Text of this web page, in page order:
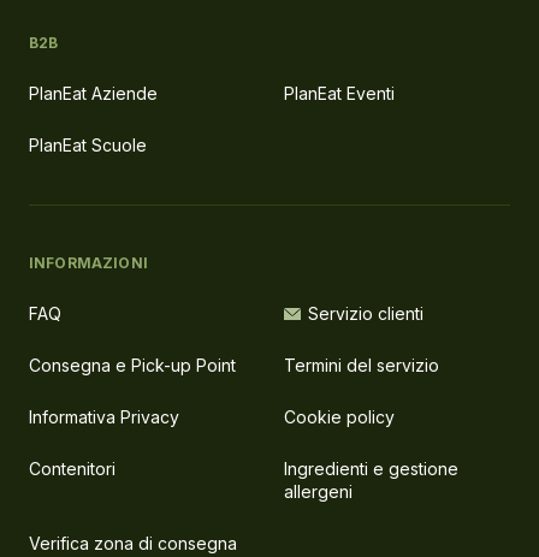
B2B
PlanEat Aziende PlanEat Eventi
PlanEat Scuole
INFORMAZIONI
FAQ Servizio clienti
Consegna e Pick-up Point Termini del servizio
Informativa Privacy Cookie policy
Contenitori
Ingredienti e gestione
allergeni
Verifica zona di consegna